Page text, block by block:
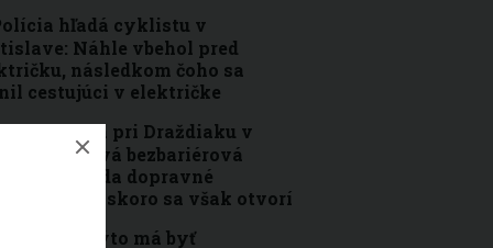
hľadá cyklistu v
Náhle vbehol pred
následkom čoho sa
cestujúci v električke
zmena pri Draždiaku v
Nová bezbariérová
si vyžiada dopravné
čoskoro sa však otvorí
Trnavské mýto má byť